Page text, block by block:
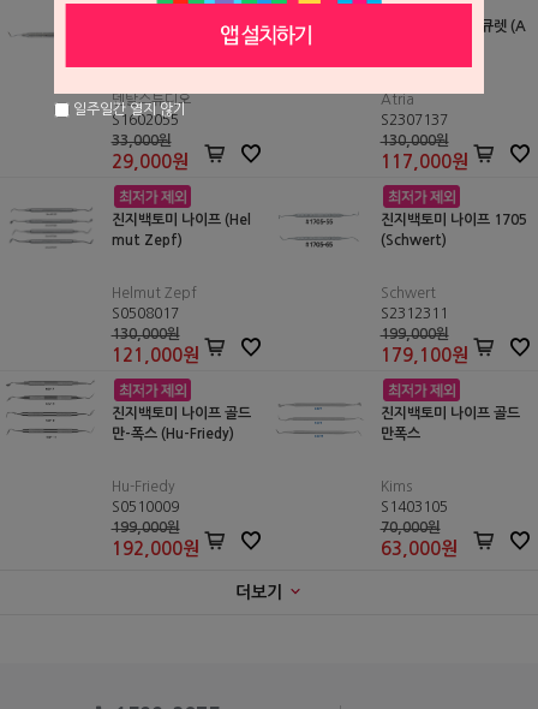
덴탈스튜디오
S1602055
33,000원
29,000원
임플란트 티타늄 큐렛 (A
Atria
S2307137
130,000원
117,000원
진지백토미 나이프 (Hel
mut Zepf)
Helmut Zepf
S0508017
130,000원
121,000원
진지백토미 나이프 1705
(Schwert)
Schwert
S2312311
199,000원
179,100원
진지백토미 나이프 골드
만-폭스 (Hu-Friedy)
Hu-Friedy
S0510009
199,000원
192,000원
진지백토미 나이프 골드
만폭스
Kims
S1403105
70,000원
63,000원
더보기
일주일간 열지 않기